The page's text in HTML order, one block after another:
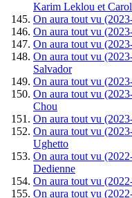
Karim Leklou et
On aura tout vu
On aura tout vu
On aura tout vu
On aura tout vu
Salvador
On aura tout vu
On aura tout vu
Chou
On aura tout vu
On aura tout vu
Ughetto
On aura tout vu
Dedienne
On aura tout vu
On aura tout vu